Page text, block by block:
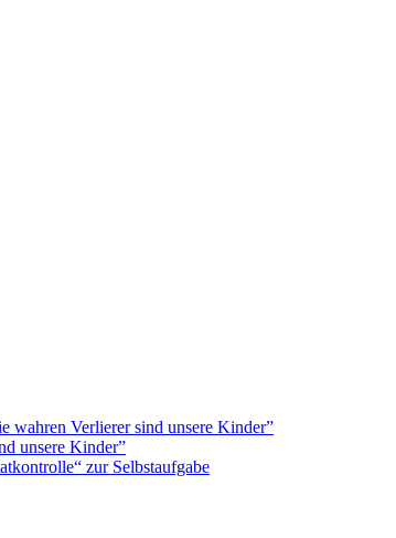
wahren Verlierer sind unsere Kinder”
unsere Kinder”
zur Selbstaufgabe